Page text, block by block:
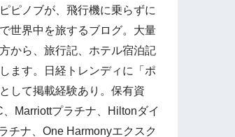
ピノブが、飛行機に乗らずに
世界中を旅するブログ。大量
から、旅行記、ホテル宿泊記
ます。日経トレンディに「ポ
して掲載経験あり。保有資
Marriottプラチナ、Hiltonダイ
チナ、One Harmonyエクスク